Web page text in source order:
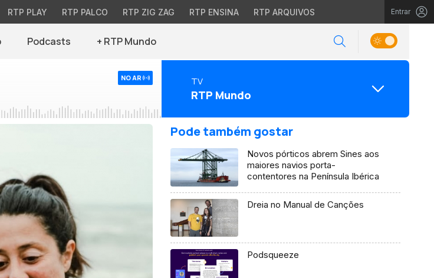
RTP PLAY RTP PALCO RTP ZIG ZAG RTP ENSINA RTP ARQUIVOS Entrar
Podcasts + RTP Mundo
NO AR TV
RTP Mundo
Pode também gostar
Novos pórticos abrem Sines aos
maiores navios porta-
contentores na Península Ibérica
Dreia no Manual de Canções
Podsqueeze